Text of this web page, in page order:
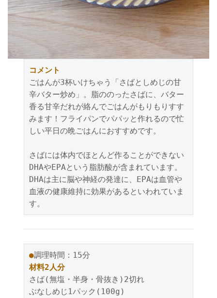
コメント
ごはんが3杯いけちゃう「さばとしめじの甘
辛バター炒め」。脂ののったさばに、バター
香る甘辛だれが絡んでごはんがもりもりすす
みます！フライパンでパパッと作れるので忙
しい平日の晩ごはんにおすすめです。
さばには体内でほとんど作ることができない
DHAやEPAという脂肪酸が含まれています。
DHAは主に脳や神経の発達に、EPAは血管や
血液の健康維持に効果があるといわれていま
す。
●調理時間：15分
材料2人分
さば(無塩・半身・骨抜き)2切れ
ぶなしめじ1パック(100g)